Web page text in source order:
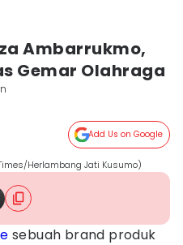
Ambarrukmo,
Gemar Olahraga
Add Us on Google
Herlambang Jati Kusumo)
sebuah brand produk